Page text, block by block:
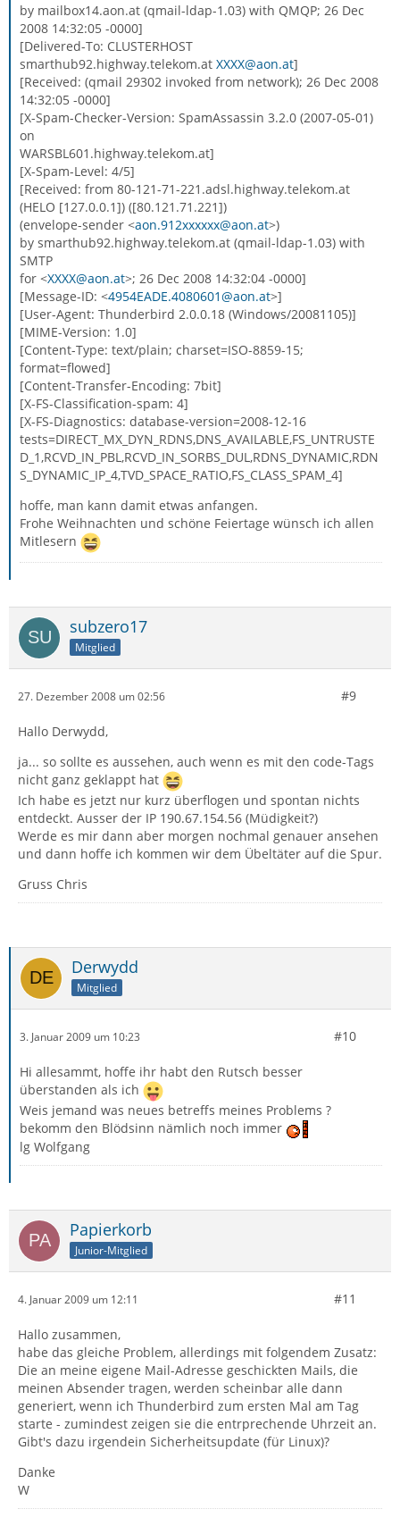
by mailbox14.aon.at (qmail-ldap-1.03) with QMQP; 26 Dec
2008 14:32:05 -0000]
[Delivered-To: CLUSTERHOST
smarthub92.highway.telekom.at XXXX@aon.at]
[Received: (qmail 29302 invoked from network); 26 Dec 2008
14:32:05 -0000]
[X-Spam-Checker-Version: SpamAssassin 3.2.0 (2007-05-01)
on
WARSBL601.highway.telekom.at]
[X-Spam-Level: 4/5]
[Received: from 80-121-71-221.adsl.highway.telekom.at
(HELO [127.0.0.1]) ([80.121.71.221])
(envelope-sender <aon.912xxxxxx@aon.at>)
by smarthub92.highway.telekom.at (qmail-ldap-1.03) with
SMTP
for <XXXX@aon.at>; 26 Dec 2008 14:32:04 -0000]
[Message-ID: <4954EADE.4080601@aon.at>]
[User-Agent: Thunderbird 2.0.0.18 (Windows/20081105)]
[MIME-Version: 1.0]
[Content-Type: text/plain; charset=ISO-8859-15;
format=flowed]
[Content-Transfer-Encoding: 7bit]
[X-FS-Classification-spam: 4]
[X-FS-Diagnostics: database-version=2008-12-16
tests=DIRECT_MX_DYN_RDNS,DNS_AVAILABLE,FS_UNTRUSTE
D_1,RCVD_IN_PBL,RCVD_IN_SORBS_DUL,RDNS_DYNAMIC,RDN
S_DYNAMIC_IP_4,TVD_SPACE_RATIO,FS_CLASS_SPAM_4]
hoffe, man kann damit etwas anfangen.
Frohe Weihnachten und schöne Feiertage wünsch ich allen
Mitlesern
subzero17
Mitglied
27. Dezember 2008 um 02:56 #9
Hallo Derwydd,
ja... so sollte es aussehen, auch wenn es mit den code-Tags
nicht ganz geklappt hat
Ich habe es jetzt nur kurz überflogen und spontan nichts
entdeckt. Ausser der IP 190.67.154.56 (Müdigkeit?)
Werde es mir dann aber morgen nochmal genauer ansehen
und dann hoffe ich kommen wir dem Übeltäter auf die Spur.
Gruss Chris
Derwydd
Mitglied
3. Januar 2009 um 10:23 #10
Hi allesammt, hoffe ihr habt den Rutsch besser
überstanden als ich
Weis jemand was neues betreffs meines Problems ?
bekomm den Blödsinn nämlich noch immer
lg Wolfgang
Papierkorb
Junior-Mitglied
4. Januar 2009 um 12:11 #11
Hallo zusammen,
habe das gleiche Problem, allerdings mit folgendem Zusatz:
Die an meine eigene Mail-Adresse geschickten Mails, die
meinen Absender tragen, werden scheinbar alle dann
generiert, wenn ich Thunderbird zum ersten Mal am Tag
starte - zumindest zeigen sie die entrprechende Uhrzeit an.
Gibt's dazu irgendein Sicherheitsupdate (für Linux)?
Danke
W